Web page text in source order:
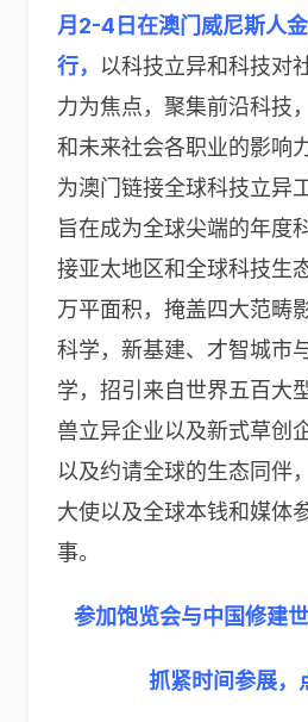
月2-4日在澳门威尼斯人
行， 以科技立异和科技对
力为焦点，聚集前沿科技
和未来社会各职业的影响
为澳门链接全球科技立异
旨在成为全球尖端的年度
接亚太地区和全球科技生
万平面积，掩盖四大范畴
科学，新基建、才智城市
学，招引来自世界五百大
兽立异企业以及新式草创
以及约请全球的生态同伴
大使以及全球本钱和媒体
事。
参加饱览会与中国修建
抓紧时间参展，